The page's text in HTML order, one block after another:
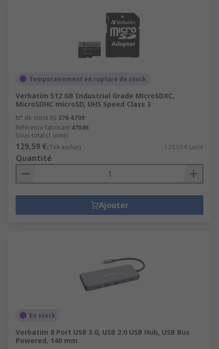
Temporairement en rupture de stock
Verbatim 512 GB Industrial Grade MicroSDXC,
MicroSDHC microSD, UHS Speed Class 3
N° de stock RS 276-6709
Référence fabricant 47046
Sous-total (1 unité)
129,59 €(TVA exclue) 129,59 €/unité
Quantité
Ajouter
En stock
Verbatim 8 Port USB 3.0, USB 2.0 USB Hub, USB Bus
Powered, 140 mm